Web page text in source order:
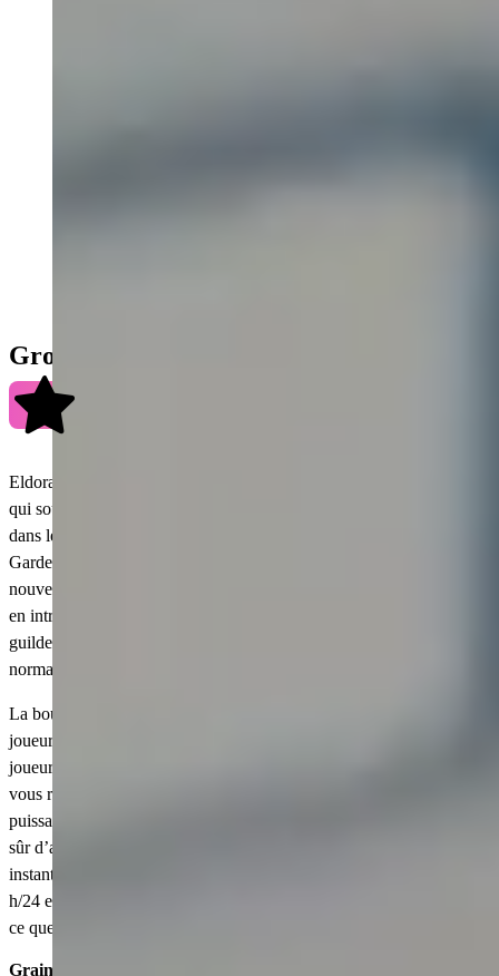
Grow a Garden 2 Shop
Eldorado Grow a Garden 2 Shop est le site idéal pour les joueurs
qui souhaitent créer le jardin ultime et progresser plus rapidement
dans le jeu de gestion agricole le plus populaire d'Roblox. Grow a
Garden 2 enrichit le jeu original avec de nouvelles graines, de
nouveaux animaux de compagnie et de nouveaux équipements, tout
en introduisant un cycle jour/nuit ainsi que des éléments de JcJ et de
guilde. Cependant, obtenir les meilleurs objets en jouant
normalement peut demander beaucoup de temps et de chance.
La boutique « Grow a Garden 2 » sur Eldorado.gg permet aux
joueurs d’accéder à des milliers d’offres proposées par d’autres
joueurs, et de nouvelles offres sont ajoutées chaque minute. Que
vous recherchiez des graines rares, des animaux de compagnie
puissants ou le meilleur équipement, Eldorado vous offre un moyen
sûr d’améliorer votre compte au prix le plus bas. Avec une livraison
instantanée, une garantie gratuite et un service client disponible 24
h/24 et 7 j/7, Eldorado.gg vous permet de profiter facilement de tout
ce que Grow a Garden 2 a à offrir.
Graines de Grow a Garden 2 à vendre